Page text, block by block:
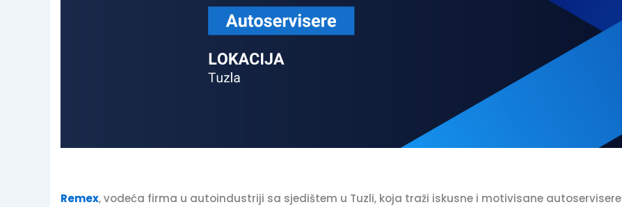
Remex, vodeća firma u autoindustriji sa sjedištem u Tuzli, koja traži iskusne i motivisane autoservisere